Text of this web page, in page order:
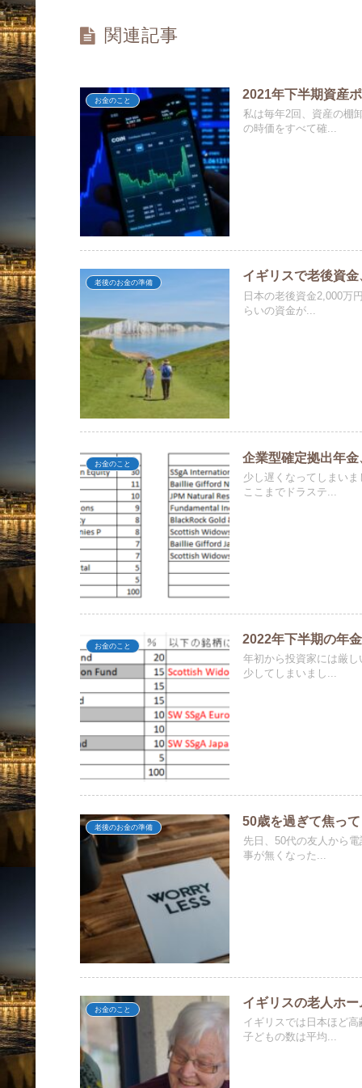
関連記事
お金のこと 2021年下半期資産
私は毎年2回、資産の棚
の時価をすべて確...
老後のお金の準備 イギリスで老後資
日本の老後資金2,000万
らいの資金が...
お金のこと 企業型確定拠出年
少し遅くなってしまい
ここまでドラステ...
お金のこと 2022年下半期の年
年初から投資家には厳
少してしまいまし...
老後のお金の準備 50歳を過ぎて焦っ
先日、50代の友人から
事が無くなった...
お金のこと イギリスの老人ホ
イギリスでは日本ほど
子どもの数は平均...